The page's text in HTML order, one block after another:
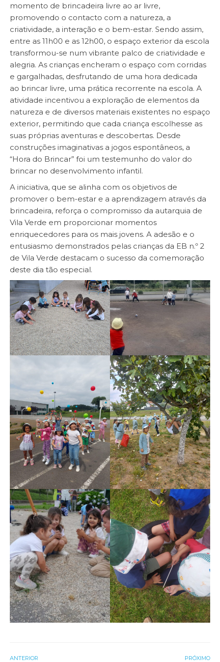
momento de brincadeira livre ao ar livre,
promovendo o contacto com a natureza, a
criatividade, a interação e o bem-estar. Sendo assim,
entre as 11h00 e as 12h00, o espaço exterior da escola
transformou-se num vibrante palco de criatividade e
alegria. As crianças encheram o espaço com corridas
e gargalhadas, desfrutando de uma hora dedicada
ao brincar livre, uma prática recorrente na escola. A
atividade incentivou a exploração de elementos da
natureza e de diversos materiais existentes no espaço
exterior, permitindo que cada criança escolhesse as
suas próprias aventuras e descobertas. Desde
construções imaginativas a jogos espontâneos, a
“Hora do Brincar” foi um testemunho do valor do
brincar no desenvolvimento infantil.
A iniciativa, que se alinha com os objetivos de
promover o bem-estar e a aprendizagem através da
brincadeira, reforça o compromisso da autarquia de
Vila Verde em proporcionar momentos
enriquecedores para os mais jovens. A adesão e o
entusiasmo demonstrados pelas crianças da EB n.º 2
de Vila Verde destacam o sucesso da comemoração
deste dia tão especial.
ANTERIOR PRÓXIMO